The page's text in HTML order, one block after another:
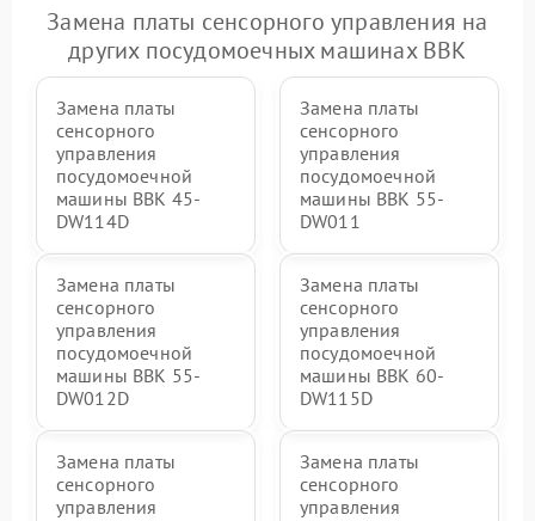
Замена платы сенсорного управления на
других посудомоечных машинах BBK
Замена платы
сенсорного
управления
посудомоечной
машины BBK 45-
DW114D
Замена платы
сенсорного
управления
посудомоечной
машины BBK 55-
DW011
Замена платы
сенсорного
управления
посудомоечной
машины BBK 55-
DW012D
Замена платы
сенсорного
управления
посудомоечной
машины BBK 60-
DW115D
Замена платы
сенсорного
управления
Замена платы
сенсорного
управления